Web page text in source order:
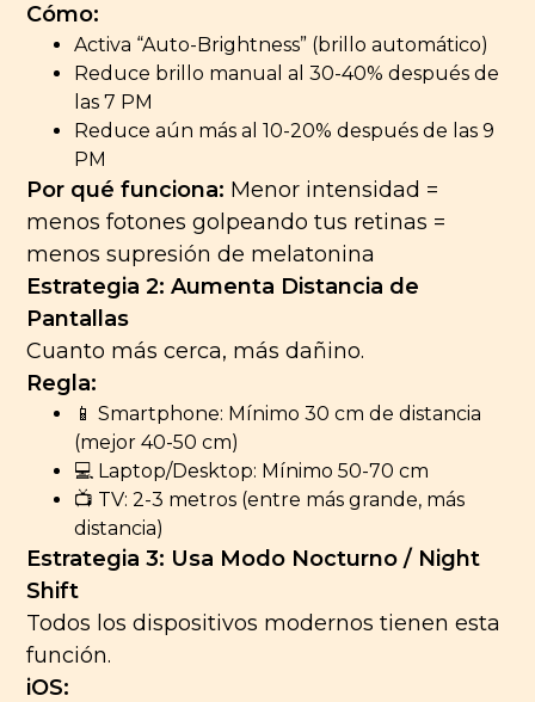
Cómo:
Activa “Auto-Brightness” (brillo automático)
Reduce brillo manual al 30-40% después de
las 7 PM
Reduce aún más al 10-20% después de las 9
PM
Por qué funciona: Menor intensidad =
menos fotones golpeando tus retinas =
menos supresión de melatonina
Estrategia 2: Aumenta Distancia de
Pantallas
Cuanto más cerca, más dañino.
Regla:
📱 Smartphone: Mínimo 30 cm de distancia
(mejor 40-50 cm)
💻 Laptop/Desktop: Mínimo 50-70 cm
📺 TV: 2-3 metros (entre más grande, más
distancia)
Estrategia 3: Usa Modo Nocturno / Night
Shift
Todos los dispositivos modernos tienen esta
función.
iOS: